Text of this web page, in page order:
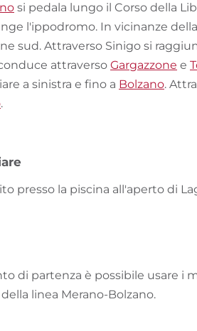
si pedala lungo il Corso della
l'ippodromo. In vicinanze
sud. Attraverso Sinigo si
attraverso Gargazzone e
a sinistra e fino a Bolzano.
.
presso la piscina all'aperto di
di partenza è possibile usare i
linea Merano-Bolzano.